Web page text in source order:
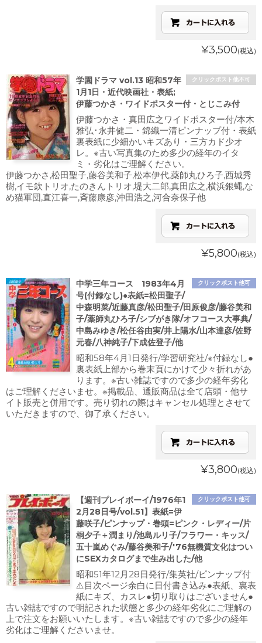
¥3,500(税込)
クリックポスト他不可
学園ドラマ vol.13 昭和57年
1月1日・近代映画社・表紙;
伊藤つかさ・ワイドポスター付・とじこみ付
伊藤つかさ・真田広之ワイドポスター付/本木
雅弘･永井健二・錦織一清ピンナップ付・表紙
裏表紙に少細かいキズあり・三方カド少オ
レ。※古い写真集のため多少の経年のイタ
ミ・劣化はご理解ください。
伊藤つかさ,松田聖子,藤谷美和子,松本伊代,薬師丸ひろ子,西城秀
樹,イモ欽トリオ,たのきんトリオ,堤大二郎,真田広之,横浜銀蝿,な
め猫軍団,直江喜一,斉藤康彦,沖田浩之,河合奈保子他
¥5,800(税込)
クリックポスト他可
中学三年コース 1983年4月
号(付録なし)●表紙=松田聖子/
中森明菜/近藤真彦/松田聖子/田原俊彦/藤谷美和
子/薬師丸ひろ子/シブがき隊/オフコース大事典/
中島みゆき/松任谷由実/井上陽水/山本達彦/佐野
元春/八神純子/下成佐登子/他
昭和58年4月1日発行/学習研究社/※付録なし●
裏表紙上部から巻末頁にかけて少々折れがあ
ります。※古い雑誌ですので多少の経年劣化
はご理解くださいませ。※掲載品、通販商品は全て店頭・他サ
イト販売と併用です。売り切れの際はキャンセル処理とさせて
いただきますので、御了承ください。
¥3,800(税込)
クリックポスト他可
【週刊プレイボーイ/1976年1
2月28日号/vol.51】表紙=伊
藤咲子/ピンナップ・巻頭=ピンク・レディー/片
桐夕子＋潤まり/池島ルリ子/フラワー・キッス/
五十嵐めぐみ/藤谷美和子/'76無機質文化はつい
にSEXカタログまで生み出した/他
昭和51年12月28日発行/集英社/ピンナップ付
⚠️目次ページ余白に日付書き込み●表紙、裏表
紙にキズ、カスレ●切り取りはございません●
古い雑誌ですので明記された状態と多少の経年劣化にご理解の
上で注文をお願いいたします。※古い雑誌ですので多少の経年
劣化はご理解くださいませ。